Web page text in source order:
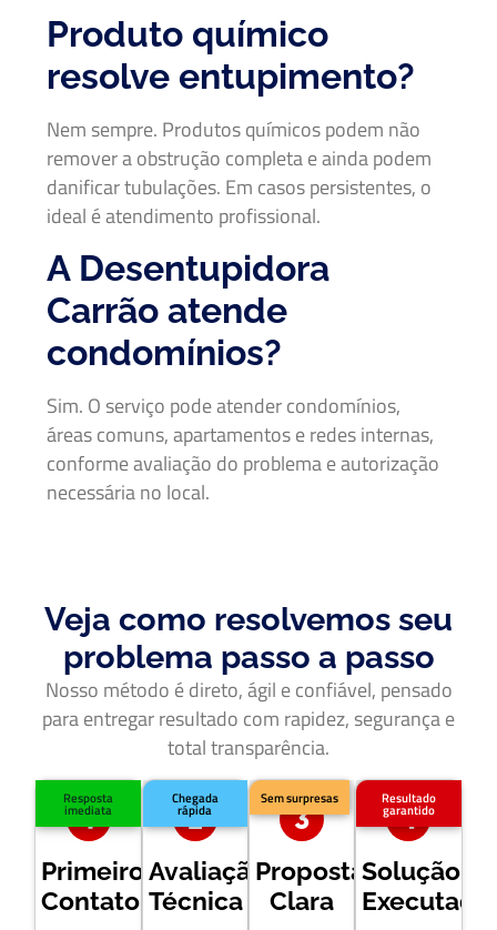
Produto químico
resolve entupimento?
Nem sempre. Produtos químicos podem não
remover a obstrução completa e ainda podem
danificar tubulações. Em casos persistentes, o
ideal é atendimento profissional.
A Desentupidora
Carrão atende
condomínios?
Sim. O serviço pode atender condomínios,
áreas comuns, apartamentos e redes internas,
conforme avaliação do problema e autorização
necessária no local.
Veja como resolvemos seu
problema passo a passo
Nosso método é direto, ágil e confiável, pensado
para entregar resultado com rapidez, segurança e
total transparência.
Primeiro
Contato
Resposta
imediata
Avaliação
Técnica
Chegada
rápida
Proposta
Clara
Sem surpresas
Solução
Executada
Resultado
garantido